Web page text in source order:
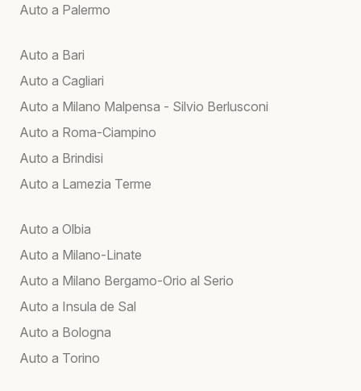
Auto a Palermo
Auto a Bari
Auto a Cagliari
Auto a Milano Malpensa - Silvio Berlusconi
Auto a Roma-Ciampino
Auto a Brindisi
Auto a Lamezia Terme
Auto a Olbia
Auto a Milano-Linate
Auto a Milano Bergamo-Orio al Serio
Auto a Insula de Sal
Auto a Bologna
Auto a Torino